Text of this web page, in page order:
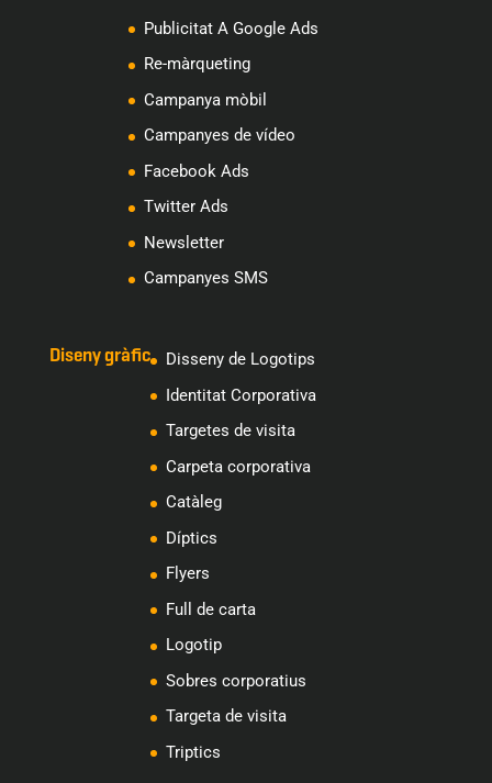
Publicitat A Google Ads
Re-màrqueting
Campanya mòbil
Campanyes de vídeo
Facebook Ads
Twitter Ads
Newsletter
Campanyes SMS
Diseny gràfic
Disseny de Logotips
Identitat Corporativa
Targetes de visita
Carpeta corporativa
Catàleg
Díptics
Flyers
Full de carta
Logotip
Sobres corporatius
Targeta de visita
Triptics